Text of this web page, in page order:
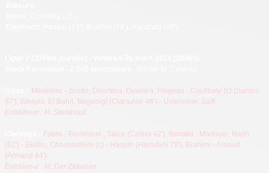
Ménétrier - Scotto, Doumbia, Diawara, Flegeau - Coulibaly (c) (Santos
67'), Bikoyoi, El Bahri, Begeorgi (Ciaravino 46') - Untereiner, Saïfi.
Entraîneur : H. Stambouli.
Fabre - Bockhorni , Salze (Cellier 42'), Benatia , Madouni, Najih
(62') - Ekobo, Chaussidière (c) - Haquin (Hamdani 79'), Brahimi - Arnaud
(Armand 64').
Entraîneur : M. Der Zakarian.